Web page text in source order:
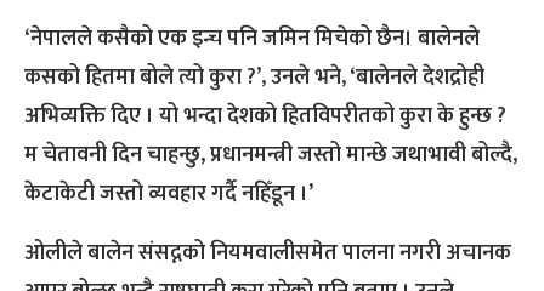
‘नेपालले कसैको एक इन्च पनि जमिन मिचेको छैन। बालेनले
कसको हितमा बोले त्यो कुरा ?’, उनले भने, ‘बालेनले देशद्रोही
अभिव्यक्ति दिए । यो भन्दा देशको हितविपरीतको कुरा के हुन्छ ?
म चेतावनी दिन चाहन्छु, प्रधानमन्त्री जस्तो मान्छे जथाभावी बोल्दै,
केटाकेटी जस्तो व्यवहार गर्दै नहिँडून ।’
ओलीले बालेन संसद्नको नियमवालीसमेत पालना नगरी अचानक